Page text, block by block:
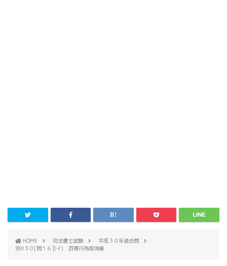
HOME 司法書士試験
平成３０年過去問
司H３０[問１６](イ) 詐害行為取消権